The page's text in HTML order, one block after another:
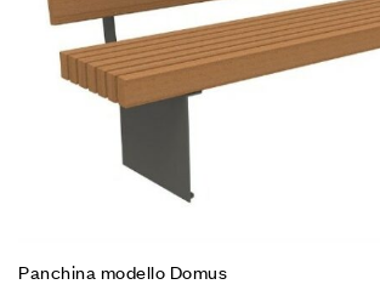
Panchina modello Domus